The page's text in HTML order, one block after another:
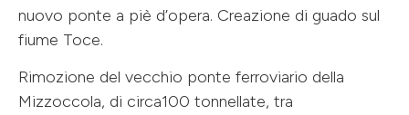
nuovo ponte a piè d’opera. Creazione di guado sul
fiume Toce.
Rimozione del vecchio ponte ferroviario della
Mizzoccola, di circa100 tonnellate, tra